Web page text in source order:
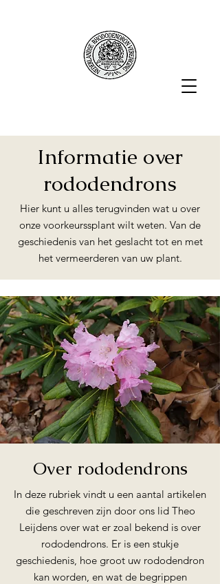
Informatie over
rododendrons
Hier kunt u alles terugvinden wat u over
onze voorkeurssplant wilt weten. Van de
geschiedenis van het geslacht tot en met
het vermeerderen van uw plant.
Over rododendrons
In deze rubriek vindt u een aantal artikelen
die geschreven zijn door ons lid Theo
Leijdens over wat er zoal bekend is over
rododendrons. Er is een stukje
geschiedenis, hoe groot uw rododendron
kan worden, en wat de begrippen